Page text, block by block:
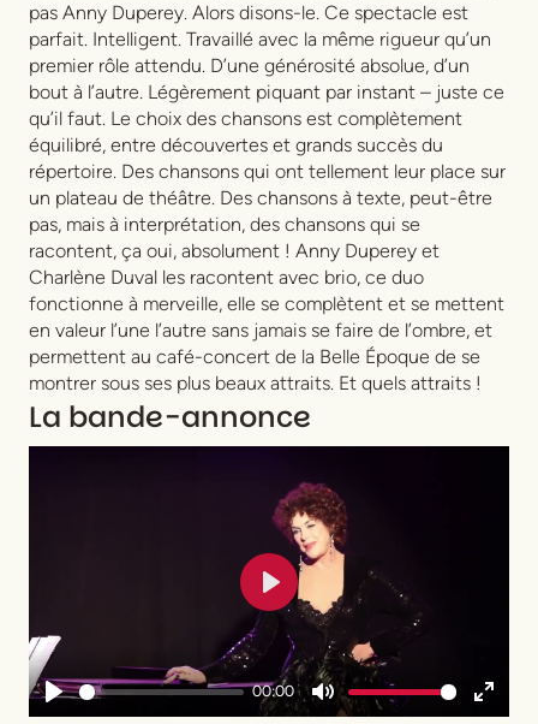
pas Anny Duperey. Alors disons-le. Ce spectacle est
parfait. Intelligent. Travaillé avec la même rigueur qu’un
premier rôle attendu. D’une générosité absolue, d’un
bout à l’autre. Légèrement piquant par instant – juste ce
qu’il faut. Le choix des chansons est complètement
équilibré, entre découvertes et grands succès du
répertoire. Des chansons qui ont tellement leur place sur
un plateau de théâtre. Des chansons à texte, peut-être
pas, mais à interprétation, des chansons qui se
racontent, ça oui, absolument ! Anny Duperey et
Charlène Duval les racontent avec brio, ce duo
fonctionne à merveille, elle se complètent et se mettent
en valeur l’une l’autre sans jamais se faire de l’ombre, et
permettent au café-concert de la Belle Époque de se
montrer sous ses plus beaux attraits. Et quels attraits !
La bande-annonce
Play
00:00
Mute Enter
Play